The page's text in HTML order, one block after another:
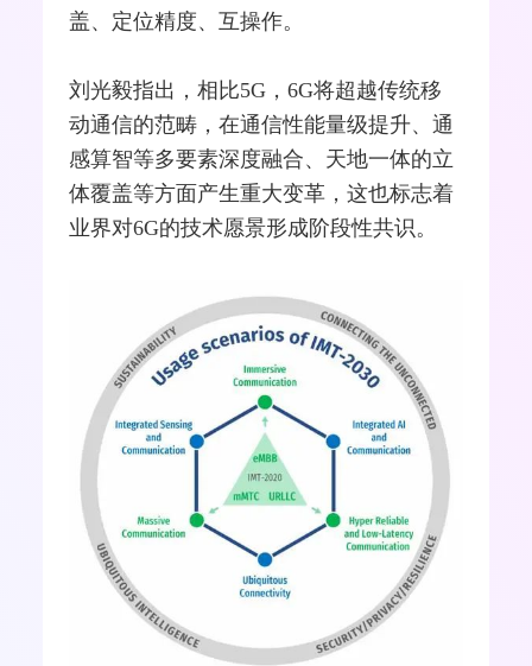
盖、定位精度、互操作。
刘光毅指出，相比5G，6G将超越传统移
动通信的范畴，在通信性能量级提升、通
感算智等多要素深度融合、天地一体的立
体覆盖等方面产生重大变革，这也标志着
业界对6G的技术愿景形成阶段性共识。